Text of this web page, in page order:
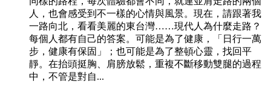
人，也會感受到不一樣的心情與風景。現在，請跟著我
一路向北，看看美麗的東台灣……現代人為什麼走路？
每個人都有自己的答案。可能是為了健康，「日行一萬
步，健康有保固」；也可能是為了整頓心靈，找回平
靜。在抬頭挺胸、肩膀放鬆，重複不斷移動雙腿的過程
中，不管是對自...